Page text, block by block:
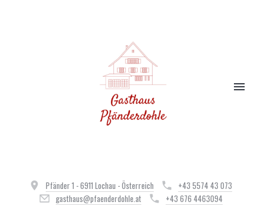
Pfänder 1 - 6911 Lochau - Österreich
+43 5574 43 073
gasthaus@pfaenderdohle.at
+43 676 4463094